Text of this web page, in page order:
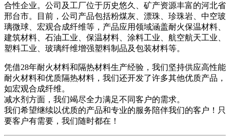
合性企业。公司及工厂位于历史悠久、矿产资源丰富的河北省
邢台市。目前，公司产品包括粉煤灰、漂珠、珍珠岩、中空玻
璃微球、宏观合成纤维等，产品应用领域涵盖耐火保温材料、
建筑材料、石油工业、保温材料、涂料工业、航空航天工业、
塑料工业、玻璃纤维增​​强塑料制品及包装材料等。
凭借28年耐火材料和隔热材料生产经验，我们坚持供应高性能
耐火材料和优质隔热材料，我们还开发了许多其他优质产品，
如宏观合成纤维。
减水剂方面，我们竭尽全力满足不同客户的需求。
我们希望继续以优质的产品和专业的服务陪伴我们的客户！只
要客户有需要，我们随时都在！